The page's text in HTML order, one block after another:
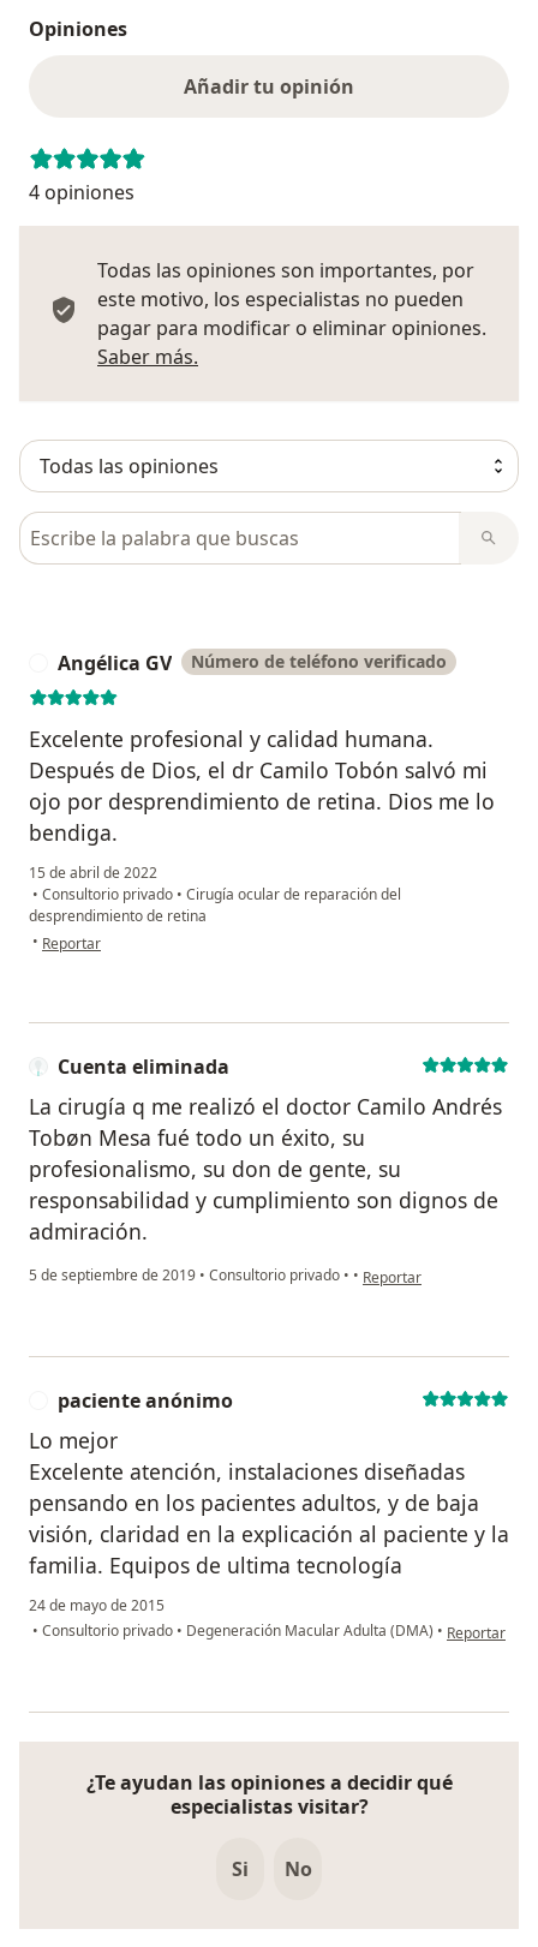
Opiniones
Añadir tu opinión
4 opiniones
Todas las opiniones son importantes, por
este motivo, los especialistas no pueden
pagar para modificar o eliminar opiniones.
Saber más.
Busca en opiniones
Angélica GV Número de teléfono verificado
Excelente profesional y calidad humana.
Después de Dios, el dr Camilo Tobón salvó mi
ojo por desprendimiento de retina. Dios me lo
bendiga.
15 de abril de 2022
• Consultorio privado • Cirugía ocular de reparación del
desprendimiento de retina
• en opinión del usuario Angélica GV
Reportar
Cuenta eliminada
La cirugía q me realizó el doctor Camilo Andrés
Tobøn Mesa fué todo un éxito, su
profesionalismo, su don de gente, su
responsabilidad y cumplimiento son dignos de
admiración.
5 de septiembre de 2019 • Consultorio privado • • en opinión del usuario
Reportar
paciente anónimo
Lo mejor
Excelente atención, instalaciones diseñadas
pensando en los pacientes adultos, y de baja
visión, claridad en la explicación al paciente y la
familia. Equipos de ultima tecnología
24 de mayo de 2015
• Consultorio privado • Degeneración Macular Adulta (DMA) • en opinión
Reportar
¿Te ayudan las opiniones a decidir qué
especialistas visitar?
Si No